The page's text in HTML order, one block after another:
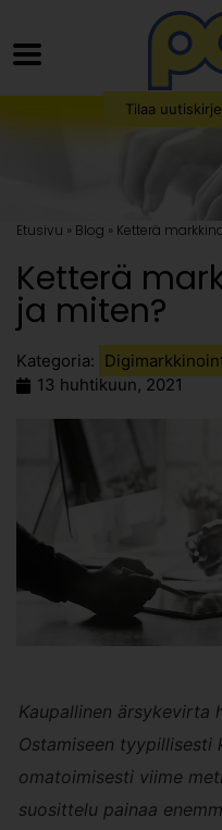
Tilaa uutiskirje
Etusivu » Blog » Ketterä
Ketterä
ja miten?
Kategoria:
13 huhtikuun, 2021
Kaupallinen ärsykevirta
Ostamiseen tyypillisesti
omatoimisesti viime
suosittelu painaa